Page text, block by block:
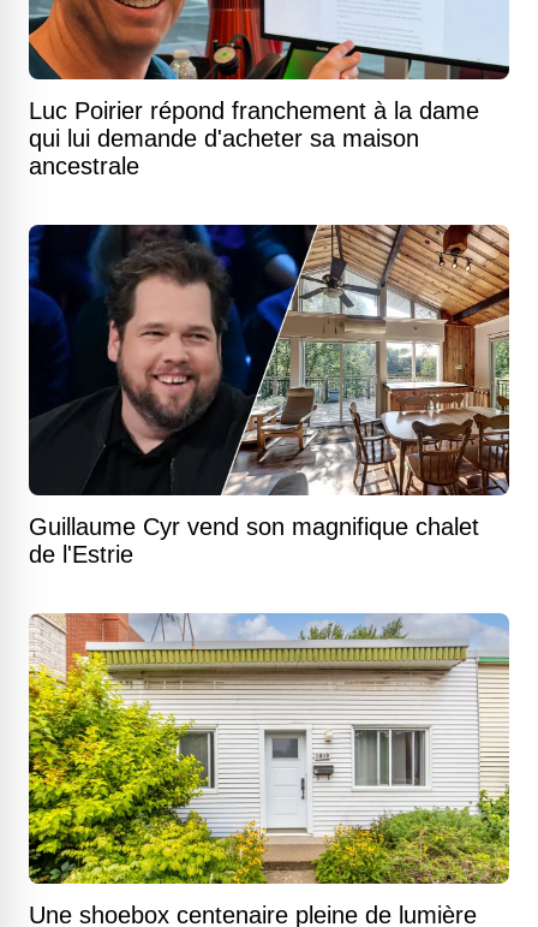
Luc Poirier répond franchement à la dame
qui lui demande d'acheter sa maison
ancestrale
Guillaume Cyr vend son magnifique chalet
de l'Estrie
Une shoebox centenaire pleine de lumière